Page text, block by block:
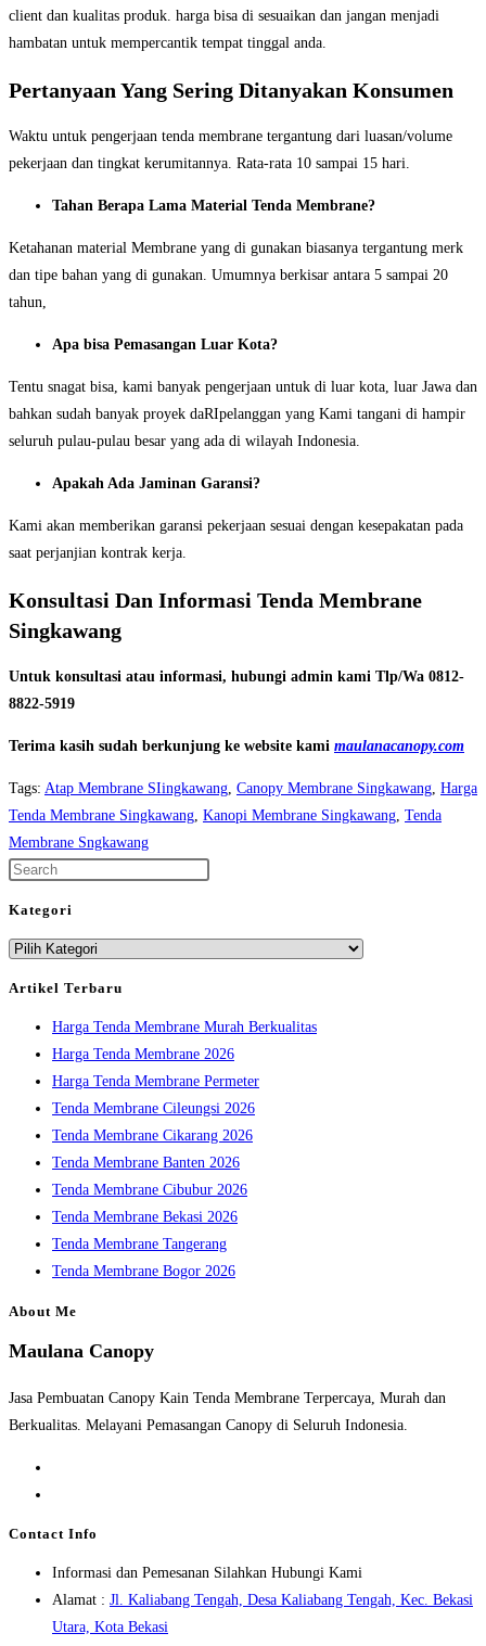
client dan kualitas produk. harga bisa di sesuaikan dan jangan menjadi
hambatan untuk mempercantik tempat tinggal anda.
Pertanyaan Yang Sering Ditanyakan Konsumen
Waktu untuk pengerjaan tenda membrane tergantung dari luasan/volume
pekerjaan dan tingkat kerumitannya. Rata-rata 10 sampai 15 hari.
Tahan Berapa Lama Material Tenda Membrane?
Ketahanan material Membrane yang di gunakan biasanya tergantung merk
dan tipe bahan yang di gunakan. Umumnya berkisar antara 5 sampai 20
tahun,
Apa bisa Pemasangan Luar Kota?
Tentu snagat bisa, kami banyak pengerjaan untuk di luar kota, luar Jawa dan
bahkan sudah banyak proyek daRIpelanggan yang Kami tangani di hampir
seluruh pulau-pulau besar yang ada di wilayah Indonesia.
Apakah Ada Jaminan Garansi?
Kami akan memberikan garansi pekerjaan sesuai dengan kesepakatan pada
saat perjanjian kontrak kerja.
Konsultasi Dan Informasi Tenda Membrane
Singkawang
Untuk konsultasi atau informasi, hubungi admin kami Tlp/Wa 0812-
8822-5919
Terima kasih sudah berkunjung ke website kami maulanacanopy.com
Tags: Atap Membrane SIingkawang, Canopy Membrane Singkawang, Harga
Tenda Membrane Singkawang, Kanopi Membrane Singkawang, Tenda
Membrane Sngkawang
panel.
Kategori
Kategori
Artikel Terbaru
Harga Tenda Membrane Murah Berkualitas
Harga Tenda Membrane 2026
Harga Tenda Membrane Permeter
Tenda Membrane Cileungsi 2026
Tenda Membrane Cikarang 2026
Tenda Membrane Banten 2026
Tenda Membrane Cibubur 2026
Tenda Membrane Bekasi 2026
Tenda Membrane Tangerang
Tenda Membrane Bogor 2026
About Me
Maulana Canopy
Jasa Pembuatan Canopy Kain Tenda Membrane Terpercaya, Murah dan
Berkualitas. Melayani Pemasangan Canopy di Seluruh Indonesia.
tab
new
tab
Contact Info
Informasi dan Pemesanan Silahkan Hubungi Kami
Alamat : Jl. Kaliabang Tengah, Desa Kaliabang Tengah, Kec. Bekasi
Utara, Kota Bekasi